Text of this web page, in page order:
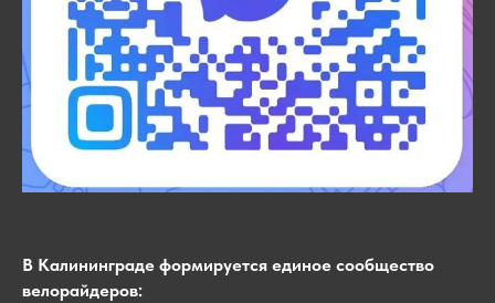
В Калининграде формируется единое сообщество
велорайдеров: